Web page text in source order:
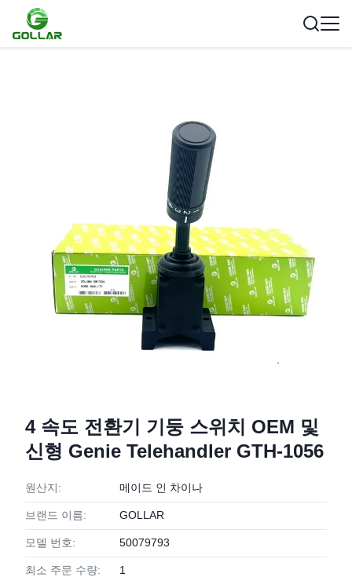
4 속도 전환기 기둥 스위치 OEM 및
신형 Genie Telehandler GTH-1056
원산지: 메이드 인 차이나
브랜드 이름: GOLLAR
모델 번호: 50079793
최소 주문 수량: 1